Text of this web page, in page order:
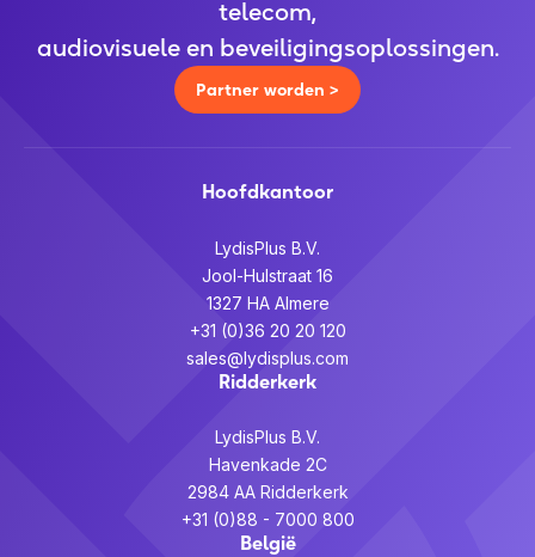
telecom,
audiovisuele en beveiligingsoplossingen.
Partner worden >
Hoofdkantoor
LydisPlus B.V.
Jool-Hulstraat 16
1327 HA Almere
+31 (0)36 20 20 120
sales@lydisplus.com
Ridderkerk
LydisPlus B.V.
Havenkade 2C
2984 AA Ridderkerk
+31 (0)88 - 7000 800
België